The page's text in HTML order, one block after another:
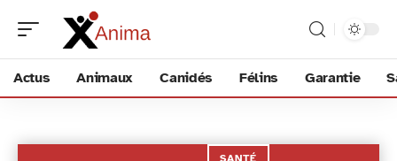
Actus Animaux Canidés Félins Garantie
SANTÉ